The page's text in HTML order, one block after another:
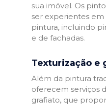
sua imóvel. Os
ser experientes em
pintura, incluindo
e de fachadas.
Texturização e
Além da pintura
oferecem serviços
grafiato, que